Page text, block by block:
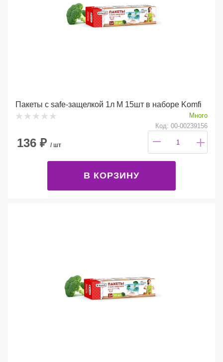
Пакеты с safe-защелкой 1л М 15шт в наборе Komfi
Много
Код: 00-00239156
136 ₽ / шт
В КОРЗИНУ